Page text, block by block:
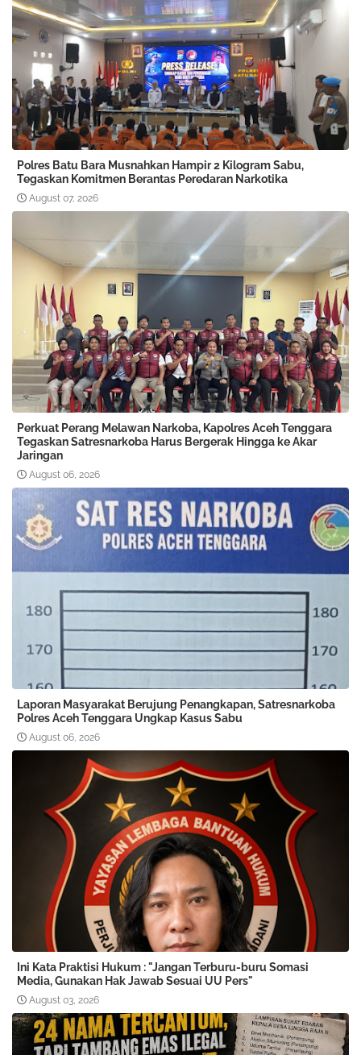
Polres Batu Bara Musnahkan Hampir 2 Kilogram Sabu,
Tegaskan Komitmen Berantas Peredaran Narkotika
August 07, 2026
Perkuat Perang Melawan Narkoba, Kapolres Aceh Tenggara
Tegaskan Satresnarkoba Harus Bergerak Hingga ke Akar
Jaringan
August 06, 2026
Laporan Masyarakat Berujung Penangkapan, Satresnarkoba
Polres Aceh Tenggara Ungkap Kasus Sabu
August 06, 2026
Ini Kata Praktisi Hukum : "Jangan Terburu-buru Somasi
Media, Gunakan Hak Jawab Sesuai UU Pers"
August 03, 2026